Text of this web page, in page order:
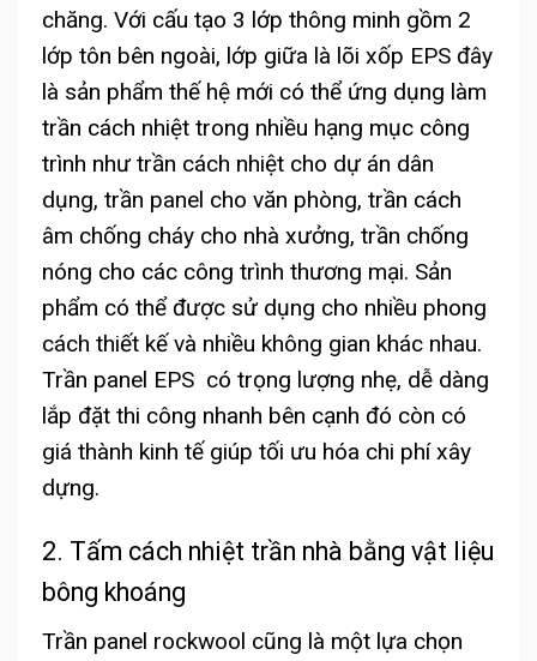
chăng. Với cấu tạo 3 lớp thông minh gồm 2
lớp tôn bên ngoài, lớp giữa là lõi xốp EPS đây
là sản phẩm thế hệ mới có thể ứng dụng làm
trần cách nhiệt trong nhiều hạng mục công
trình như trần cách nhiệt cho dự án dân
dụng, trần panel cho văn phòng, trần cách
âm chống cháy cho nhà xưởng, trần chống
nóng cho các công trình thương mại. Sản
phẩm có thể được sử dụng cho nhiều phong
cách thiết kế và nhiều không gian khác nhau.
Trần panel EPS có trọng lượng nhẹ, dễ dàng
lắp đặt thi công nhanh bên cạnh đó còn có
giá thành kinh tế giúp tối ưu hóa chi phí xây
dựng.
2. Tấm cách nhiệt trần nhà bằng vật liệu
bông khoáng
Trần panel rockwool cũng là một lựa chọn